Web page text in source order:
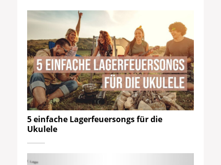
5 einfache Lagerfeuersongs für die
Ukulele